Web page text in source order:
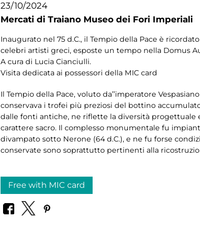
23/10/2024
Mercati di Traiano Museo dei Fori Imperiali
Inaugurato nel 75 d.C., il Tempio della Pace è
celebri artisti greci, esposte un tempo nella Domus
A cura di Lucia Cianciulli.
Visita dedicata ai possessori della MIC card
Il Tempio della Pace, voluto da’’imperatore
conservava i trofei più preziosi del bottino
dalle fonti antiche, ne riflette la diversità
carattere sacro. Il complesso monumentale fu
divampato sotto Nerone (64 d.C.), e ne fu forse
conservate sono soprattutto pertinenti alla
Free with MIC card